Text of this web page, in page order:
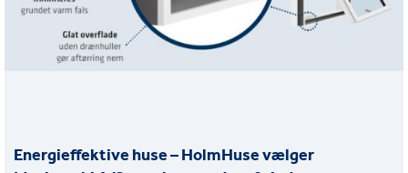
Energieffektive huse – HolmHuse vælger